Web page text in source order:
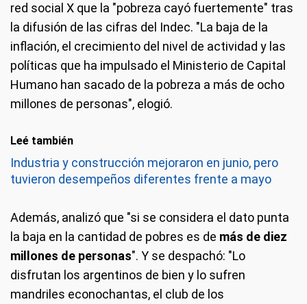
red social X que la "pobreza cayó fuertemente" tras
la difusión de las cifras del Indec. "La baja de la
inflación, el crecimiento del nivel de actividad y las
políticas que ha impulsado el Ministerio de Capital
Humano han sacado de la pobreza a más de ocho
millones de personas", elogió.
Leé también
Industria y construcción mejoraron en junio, pero
tuvieron desempeños diferentes frente a mayo
Además, analizó que "si se considera el dato punta
la baja en la cantidad de pobres es de más de diez
millones de personas". Y se despachó: "Lo
disfrutan los argentinos de bien y lo sufren
mandriles econochantas, el club de los